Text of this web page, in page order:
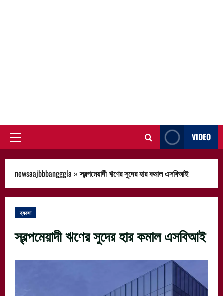
Primary
VIDEO
newsaajbbbangggla »স্বল্পমেয়াদী ঋণের সুদের হার কমাল এসবিআই
ব্যবসা
স্বল্পমেয়াদী ঋণের সুদের হার কমাল এসবিআই